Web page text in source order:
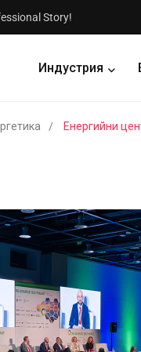
Story!
Индустрия
Енергийни